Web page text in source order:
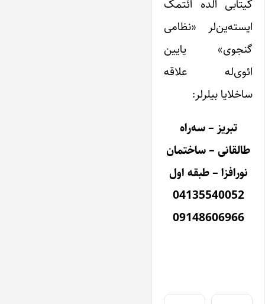
کیتابی الده ائتمک
ایسته‌ین‌لر «نظامی
گنجوی» یایین
ائوی‌له علاقه
ساخلایا بیلرلر:
تبریز – سه‌راه
طالقانی – ساختمان
نورافزا – طبقه اول
04135540052
09148606966